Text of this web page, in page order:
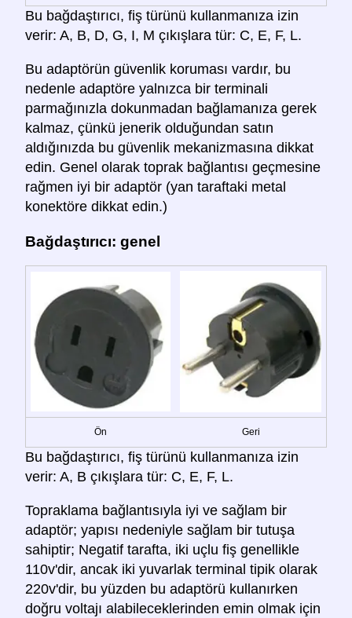
Bu bağdaştırıcı, fiş türünü kullanmanıza izin
verir: A, B, D, G, I, M çıkışlara tür: C, E, F, L.
Bu adaptörün güvenlik koruması vardır, bu
nedenle adaptöre yalnızca bir terminali
parmağınızla dokunmadan bağlamanıza gerek
kalmaz, çünkü jenerik olduğundan satın
aldığınızda bu güvenlik mekanizmasına dikkat
edin. Genel olarak toprak bağlantısı geçmesine
rağmen iyi bir adaptör (yan taraftaki metal
konektöre dikkat edin.)
Bağdaştırıcı: genel
Ön Geri
Bu bağdaştırıcı, fiş türünü kullanmanıza izin
verir: A, B çıkışlara tür: C, E, F, L.
Topraklama bağlantısıyla iyi ve sağlam bir
adaptör; yapısı nedeniyle sağlam bir tutuşa
sahiptir; Negatif tarafta, iki uçlu fiş genellikle
110v'dir, ancak iki yuvarlak terminal tipik olarak
220v'dir, bu yüzden bu adaptörü kullanırken
doğru voltajı alabileceklerinden emin olmak için